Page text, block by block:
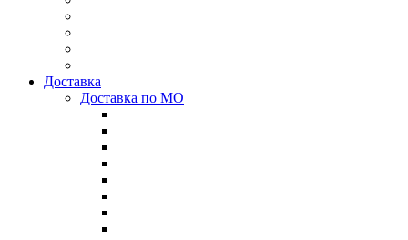
Доставка
Доставка по МО